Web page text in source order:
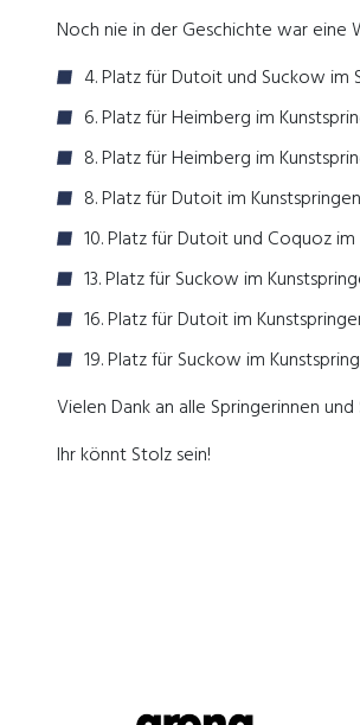
Noch nie in der Geschichte war eine
4. Platz für Dutoit und Suckow im
6. Platz für Heimberg im
8. Platz für Heimberg im
8. Platz für Dutoit im
10. Platz für Dutoit und Coquoz
13. Platz für Suckow im
16. Platz für Dutoit im
19. Platz für Suckow im
Vielen Dank an alle Springerinnen
Ihr könnt Stolz sein!